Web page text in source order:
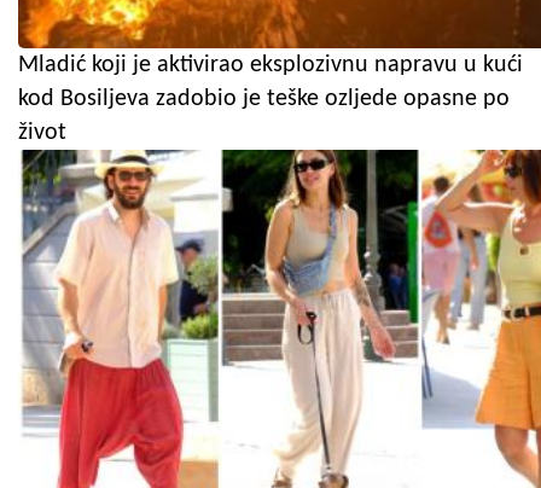
Mladić koji je aktivirao eksplozivnu napravu u kući
kod Bosiljeva zadobio je teške ozljede opasne po
život